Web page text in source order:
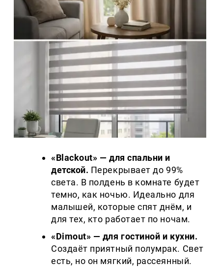
«Blackout» — для спальни и
детской. Перекрывает до 99%
света. В полдень в комнате будет
темно, как ночью. Идеально для
малышей, которые спят днём, и
для тех, кто работает по ночам.
«Dimout» — для гостиной и кухни.
Создаёт приятный полумрак. Свет
есть, но он мягкий, рассеянный.